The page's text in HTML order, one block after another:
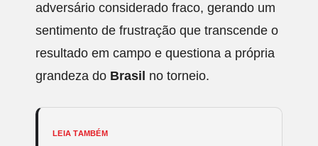
adversário considerado fraco, gerando um
sentimento de frustração que transcende o
resultado em campo e questiona a própria
grandeza do Brasil no torneio.
LEIA TAMBÉM